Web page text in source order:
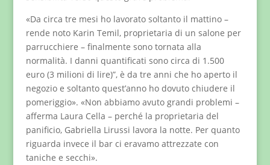
«Da circa tre mesi ho lavorato soltanto il mattino –
rende noto Karin Temil, proprietaria di un salone per
parrucchiere – finalmente sono tornata alla
normalità. I danni quantificati sono circa di 1.500
euro (3 milioni di lire)”, è da tre anni che ho aperto il
negozio e soltanto quest’anno ho dovuto chiudere il
pomeriggio». «Non abbiamo avuto grandi problemi –
afferma Laura Cella – perché la proprietaria del
panificio, Gabriella Lirussi lavora la notte. Per quanto
riguarda invece il bar ci eravamo attrezzate con
taniche e secchi».